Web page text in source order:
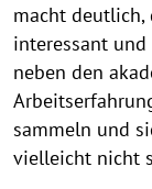
macht deutlich,
interessant
neben den
sammeln und
vielleicht nicht